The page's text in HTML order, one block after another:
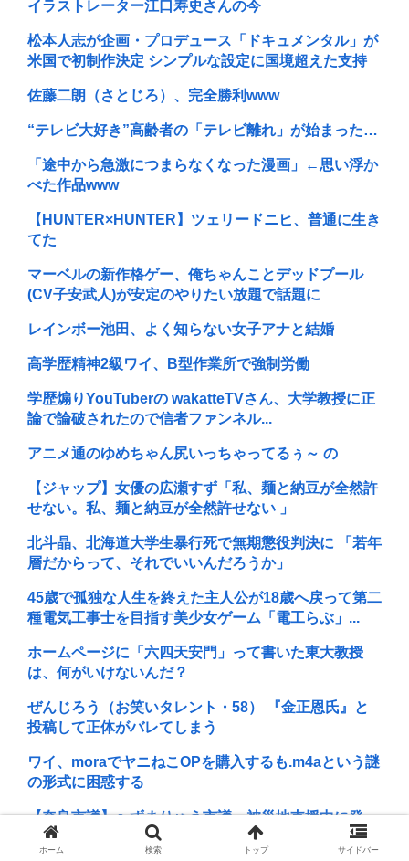
イラストレーター江口寿史さんの今
松本人志が企画・プロデュース「ドキュメンタル」が
米国で初制作決定 シンプルな設定に国境超えた支持
佐藤二朗（さとじろ）、完全勝利www
“テレビ大好き”高齢者の「テレビ離れ」が始まった…
「途中から急激につまらなくなった漫画」←思い浮か
べた作品www
【HUNTER×HUNTER】ツェリードニヒ、普通に生き
てた
マーベルの新作格ゲー、俺ちゃんことデッドプール
(CV子安武人)が安定のやりたい放題で話題に
レインボー池田、よく知らない女子アナと結婚
高学歴精神2級ワイ、B型作業所で強制労働
学歴煽りYouTuberの wakatteTVさん、大学教授に正
論で論破されたので信者ファンネル...
アニメ通のゆめちゃん尻いっちゃってるぅ～ の
【ジャップ】女優の広瀬すず「私、麺と納豆が全然許
せない。私、麺と納豆が全然許せない 」
北斗晶、北海道大学生暴行死で無期懲役判決に 「若年
層だからって、それでいいんだろうか」
45歳で孤独な人生を終えた主人公が18歳へ戻って第二
種電気工事士を目指す美少女ゲーム「電工らぶ」...
ホームページに「六四天安門」って書いた東大教授
は、何がいけないんだ？
ぜんじろう（お笑いタレント・58） 『金正恩氏』と
投稿して正体がバレてしまう
ワイ、moraでヤニねこOPを購入するも.m4aという謎
の形式に困惑する
【奈良市議】へずまりゅう市議、被災地支援中に発
熱…「緊急で病院に向かい点滴を打ったら楽に」 回
復...
ホーム 検索 トップ サイドバー